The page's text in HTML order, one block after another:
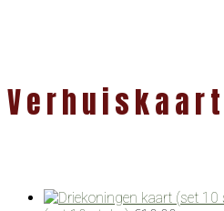
Verhuiskaart